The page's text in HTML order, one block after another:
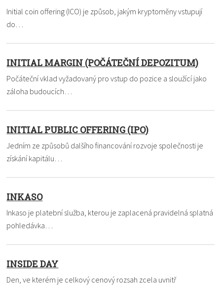
Initial coin offering (ICO) je způsob, jakým kryptoměny vstupují
do…
INITIAL MARGIN (POČÁTEČNÍ DEPOZITUM)
Počáteční vklad vyžadovaný pro vstup do pozice a sloužící jako
záloha budoucích…
INITIAL PUBLIC OFFERING (IPO)
Jedním ze způsobů dalšího financování rozvoje společnosti je
získání kapitálu…
INKASO
Inkaso je platební služba, kterou je zaplacená pravidelná splatná
pohledávka…
INSIDE DAY
Den, ve kterém je celkový cenový rozsah zcela uvnitř